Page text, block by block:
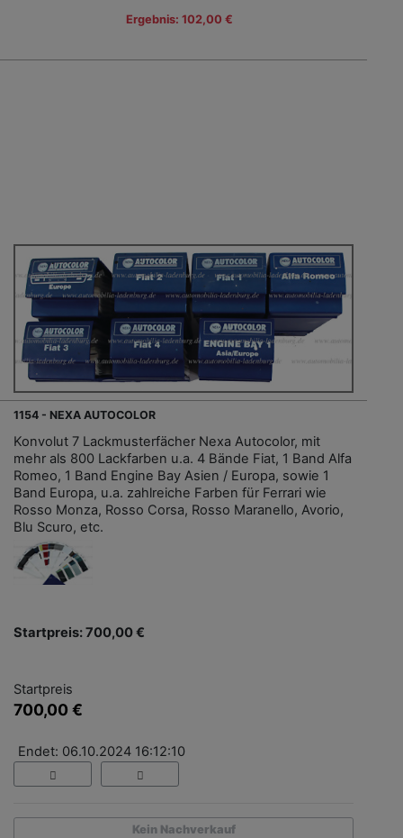
Ergebnis: 102,00 €
1154 - NEXA AUTOCOLOR
Konvolut 7 Lackmusterfächer Nexa Autocolor, mit
mehr als 800 Lackfarben u.a. 4 Bände Fiat, 1 Band Alfa
Romeo, 1 Band Engine Bay Asien / Europa, sowie 1
Band Europa, u.a. zahlreiche Farben für Ferrari wie
Rosso Monza, Rosso Corsa, Rosso Maranello, Avorio,
Blu Scuro, etc.
Startpreis: 700,00 €
Startpreis
700,00 €
Endet: 06.10.2024 16:12:10
Kein Nachverkauf